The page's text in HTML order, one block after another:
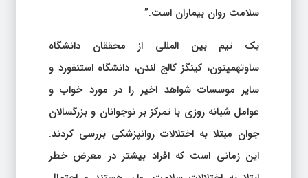
سلامت روان بیماران است.”
یک تیم بین المللی از محققان دانشگاه
ساوتهمپتون، کینگز کالج لندن، دانشگاه استنفورد و
سایر موسسات شواهد اخیر را در مورد خواب و
عوامل شبانه روزی با تمرکز بر نوجوانان و بزرگسالان
جوان مبتلا به اختلالات روانپزشکی بررسی کردند.
این زمانی است که افراد بیشتر در معرض خطر